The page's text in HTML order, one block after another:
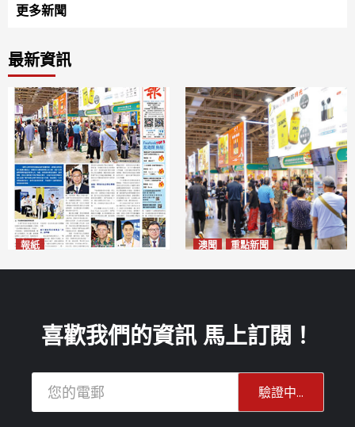
更多新聞
最新資訊
報紙 澳聞 重點新聞
2026-08-10
喜歡我們的資訊 馬上訂閱！